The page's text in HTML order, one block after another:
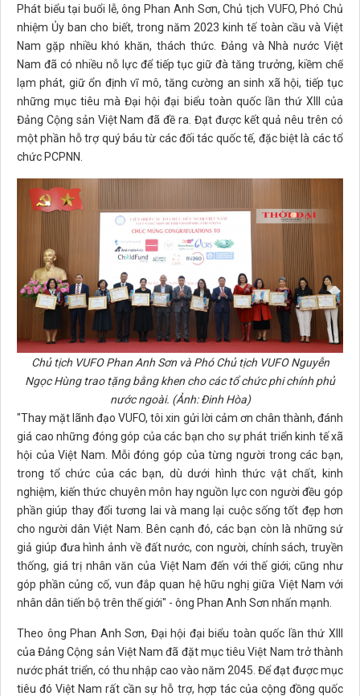
Phát biểu tại buổi lễ, ông Phan Anh Sơn, Chủ tịch VUFO, Phó Chủ
nhiệm Ủy ban cho biết, trong năm 2023 kinh tế toàn cầu và Việt
Nam gặp nhiều khó khăn, thách thức. Đảng và Nhà nước Việt
Nam đã có nhiều nỗ lực để tiếp tục giữ đà tăng trưởng, kiềm chế
lạm phát, giữ ổn định vĩ mô, tăng cường an sinh xã hội, tiếp tục
những mục tiêu mà Đại hội đại biểu toàn quốc lần thứ XIII của
Đảng Cộng sản Việt Nam đã đề ra. Đạt được kết quả nêu trên có
một phần hỗ trợ quý báu từ các đối tác quốc tế, đặc biệt là các tổ
chức PCPNN.
Chủ tịch VUFO Phan Anh Sơn và Phó Chủ tịch VUFO Nguyễn
Ngọc Hùng trao tặng bằng khen cho các tổ chức phi chính phủ
nước ngoài. (Ảnh: Đinh Hòa)
"Thay mặt lãnh đạo VUFO, tôi xin gửi lời cảm ơn chân thành, đánh
giá cao những đóng góp của các bạn cho sự phát triển kinh tế xã
hội của Việt Nam. Mỗi đóng góp của từng người trong các bạn,
trong tổ chức của các bạn, dù dưới hình thức vật chất, kinh
nghiệm, kiến thức chuyên môn hay nguồn lực con người đều góp
phần giúp thay đổi tương lai và mang lại cuộc sống tốt đẹp hơn
cho người dân Việt Nam. Bên cạnh đó, các bạn còn là những sứ
giả giúp đưa hình ảnh về đất nước, con người, chính sách, truyền
thống, giá trị nhân văn của Việt Nam đến với thế giới; cũng như
góp phần củng cố, vun đắp quan hệ hữu nghị giữa Việt Nam với
nhân dân tiến bộ trên thế giới" - ông Phan Anh Sơn nhấn mạnh.
Theo ông Phan Anh Sơn, Đại hội đại biểu toàn quốc lần thứ XIII
của Đảng Cộng sản Việt Nam đã đặt mục tiêu Việt Nam trở thành
nước phát triển, có thu nhập cao vào năm 2045. Để đạt được mục
tiêu đó Việt Nam rất cần sự hỗ trợ, hợp tác của cộng đồng quốc